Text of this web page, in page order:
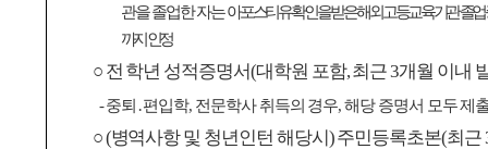
관을졸업한 자는아포스티유 확인을 받은 해외 고등교육기관 졸
까지 인정
○ 전 학년 성적증명서(대학원 포함,최근3개월 이내
-중퇴 ․편입학, 전문학사 취득의 경우,해당 증명서 모두 제
○(병역사항 및 청년인턴 해당시)주민등록초본(최근